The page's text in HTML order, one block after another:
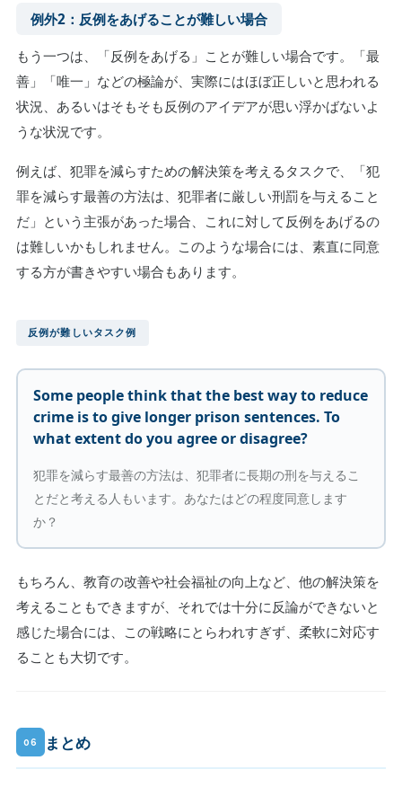
例外2：反例をあげることが難しい場合
もう一つは、「反例をあげる」ことが難しい場合です。「最
善」「唯一」などの極論が、実際にはほぼ正しいと思われる
状況、あるいはそもそも反例のアイデアが思い浮かばないよ
うな状況です。
例えば、犯罪を減らすための解決策を考えるタスクで、「犯
罪を減らす最善の方法は、犯罪者に厳しい刑罰を与えること
だ」という主張があった場合、これに対して反例をあげるの
は難しいかもしれません。このような場合には、素直に同意
する方が書きやすい場合もあります。
反例が難しいタスク例
Some people think that the best way to reduce
crime is to give longer prison sentences. To
what extent do you agree or disagree?
犯罪を減らす最善の方法は、犯罪者に長期の刑を与えるこ
とだと考える人もいます。あなたはどの程度同意します
か？
もちろん、教育の改善や社会福祉の向上など、他の解決策を
考えることもできますが、それでは十分に反論ができないと
感じた場合には、この戦略にとらわれすぎず、柔軟に対応す
ることも大切です。
06 まとめ